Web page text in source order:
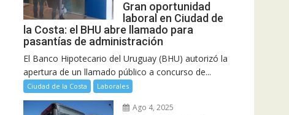
Gran oportunidad
laboral en Ciudad de
la Costa: el BHU abre llamado para
pasantías de administración
El Banco Hipotecario del Uruguay (BHU) autorizó la
apertura de un llamado público a concurso de...
Ciudad de la Costa Laborales
Ago 4, 2025